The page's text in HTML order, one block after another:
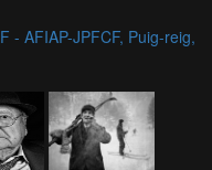
- AFIAP-JPFCF, Puig-reig,